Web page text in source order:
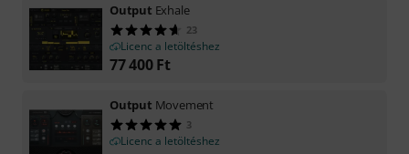
Output Exhale
23
Licenc a letöltéshez
77 400 Ft
Output Movement
3
Licenc a letöltéshez